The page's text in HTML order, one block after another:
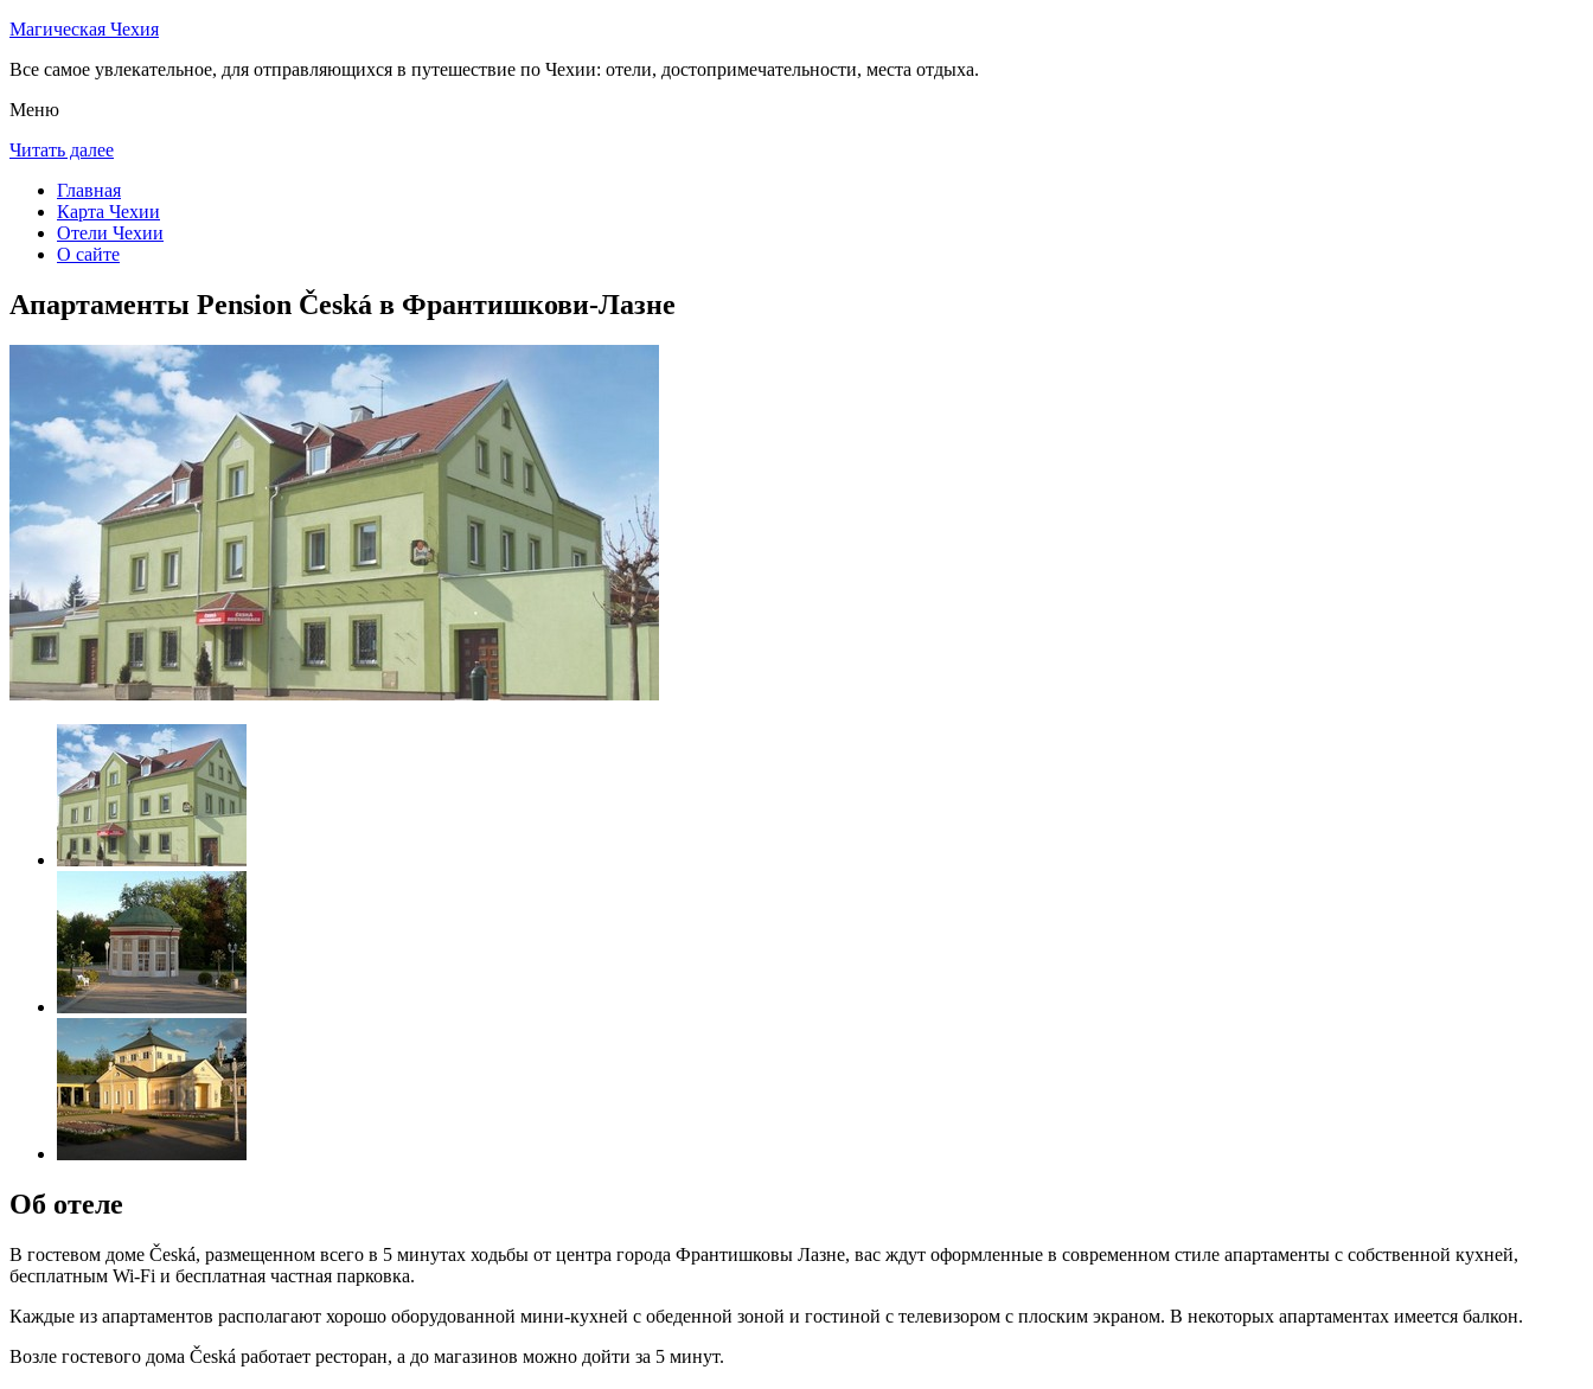
Магическая Чехия
Все самое увлекательное, для отправляющихся в путешествие по Чехии: отели, достопримечательности, места отдыха.
Меню
Читать далее
Главная
Карта Чехии
Отели Чехии
О сайте
Апартаменты Pension Česká в Франтишкови-Лазне
Об отеле
В гостевом доме Česká, размещенном всего в 5 минутах ходьбы от центра города Франтишковы Лазне, вас ждут оформленные в современном стиле апартаменты с собственной кухней,
бесплатным Wi-Fi и бесплатная частная парковка.
Каждые из апартаментов располагают хорошо оборудованной мини-кухней с обеденной зоной и гостиной с телевизором с плоским экраном. В некоторых апартаментах имеется балкон.
Возле гостевого дома Česká работает ресторан, а до магазинов можно дойти за 5 минут.